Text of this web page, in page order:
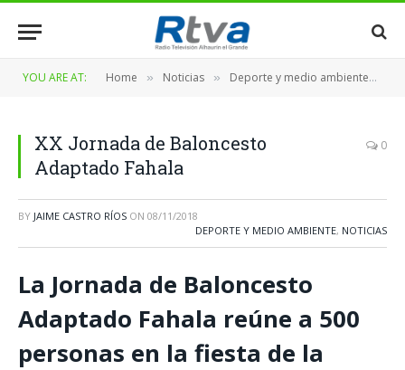
YOU ARE AT: Home » Noticias » Deporte y medio ambiente
XX Jornada de Baloncesto
Adaptado Fahala
0
BY JAIME CASTRO RÍOS ON 08/11/2018
DEPORTE Y MEDIO AMBIENTE, NOTICIAS
La Jornada de Baloncesto
Adaptado Fahala reúne a 500
personas en la fiesta de la